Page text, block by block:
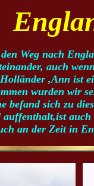
Weg nach
auch
,Ann ist
wurden wir
befand sich zu
auffenthalt,ist
an der Zeit in